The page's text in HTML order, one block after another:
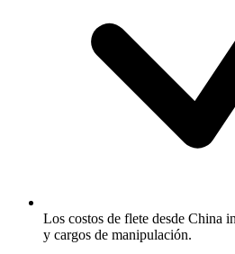
Los costos de flete desde China
y cargos de manipulación.